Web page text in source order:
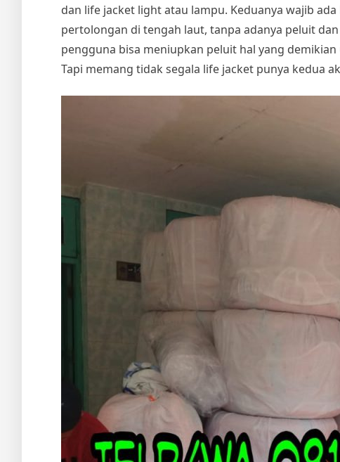
dan life jacket light atau lampu. Keduanya wajib
pertolongan di tengah laut, tanpa adanya peluit
pengguna bisa meniupkan peluit hal yang
Tapi memang tidak segala life jacket punya kedua